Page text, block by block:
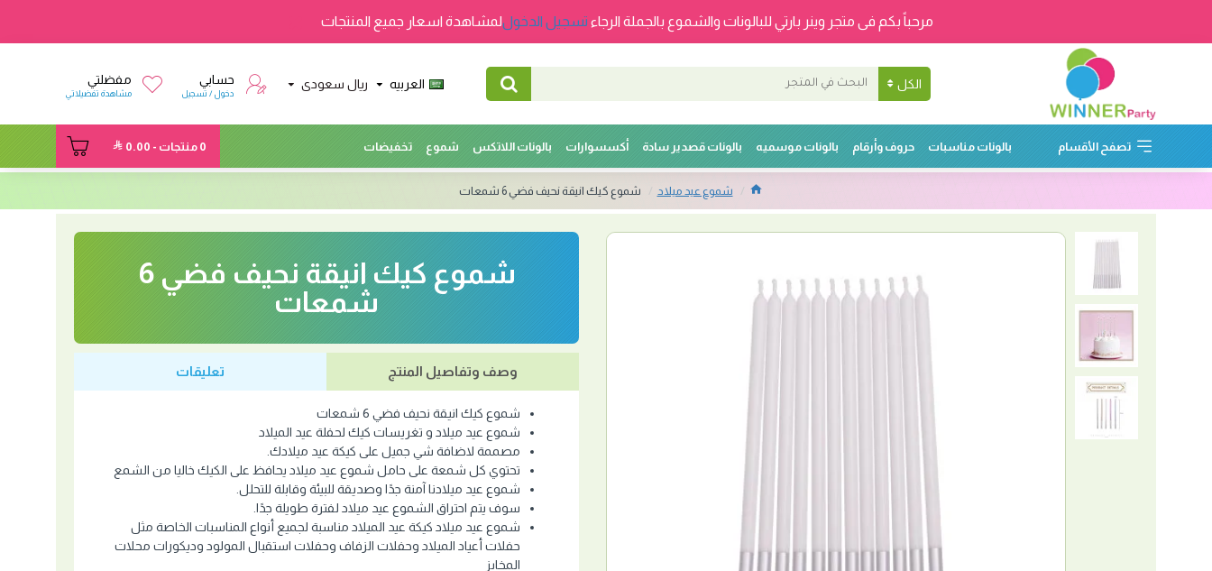
مرحباً بكم فى متجر وينر بارتي للبالونات والشموع بالجملة الرجاء تسجيل الدخوللمشاهدة اسعار جميع المنتجات
الكل العربيه ريال سعودى حسابي
دخول / تسجيل
مفضلتي
مشاهدة تفضيلاتي
تصفح الأقسام بالونات مناسبات حروف وأرقام بالونات موسميه بالونات قصدير سادة أكسسوارات بالونات اللاتكس شموع تخفيضات 0 منتجات - 0.00
شموع عيد ميلاد شموع كيك انيقة نحيف فضي 6 شمعات
شموع كيك انيقة نحيف فضي 6
شمعات
وصف وتفاصيل المنتج تعليقات
شموع كيك انيقة نحيف فضي 6 شمعات
شموع عيد ميلاد و تغريسات كيك لحفلة عيد الميلاد
مصممة لاضافة شي جميل على كيكة عيد ميلادك.
تحتوي كل شمعة على حامل شموع عيد ميلاد يحافظ على الكيك خاليا من الشمع
شموع عيد ميلادنا آمنة جدًا وصديقة للبيئة وقابلة للتحلل.
سوف يتم احتراق الشموع عيد ميلاد لفترة طويلة جدًا.
شموع عيد ميلاد كيكة عيد الميلاد مناسبة لجميع أنواع المناسبات الخاصة مثل
حفلات أعياد الميلاد وحفلات الزفاف وحفلات استقبال المولود وديكورات محلات
المخابز